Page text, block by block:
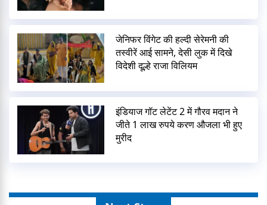
जेनिफर विंगेट की हल्दी सेरेमनी की
तस्वीरें आई सामने, देसी लुक में दिखे
विदेशी दूल्हे राजा विलियम
इंडियाज गॉट लेटेंट 2 में गौरव मदान ने
जीते 1 लाख रुपये करण औजला भी हुए
मुरीद